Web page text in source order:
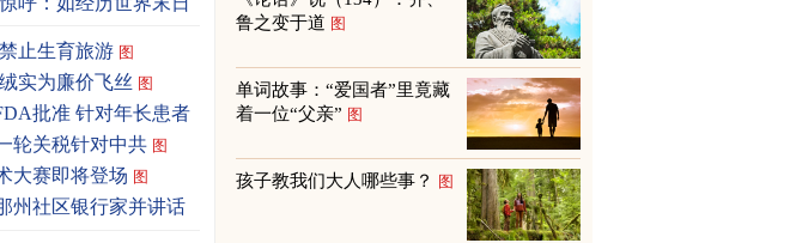
止生育旅游 图
实为廉价飞丝 图
批准 针对年长患者
轮关税针对中共 图
大赛即将登场 图
州社区银行家并讲话
鲁之变于道 图
单词故事：“爱国者”里竟藏
着一位“父亲” 图
孩子教我们大人哪些事？ 图